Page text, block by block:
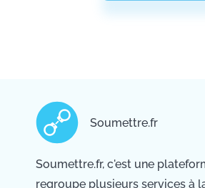
Soumettre.fr
Soumettre.fr, c'est une
regroupe plusieurs services à